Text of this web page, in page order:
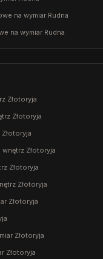
na wymiar Rudna
na wymiar Rudna
Złotoryja
Złotoryja
Złotoryja
Złotoryja
Złotoryja
Złotoryja
Złotoryja
Złotoryja